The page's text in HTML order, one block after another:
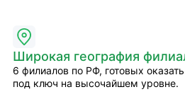
Широкая география
6 филиалов по РФ, готовых
под ключ на высочайшем уровне.